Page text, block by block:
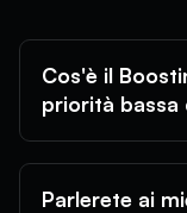
Cos'è il
priorità bassa
Parlerete ai